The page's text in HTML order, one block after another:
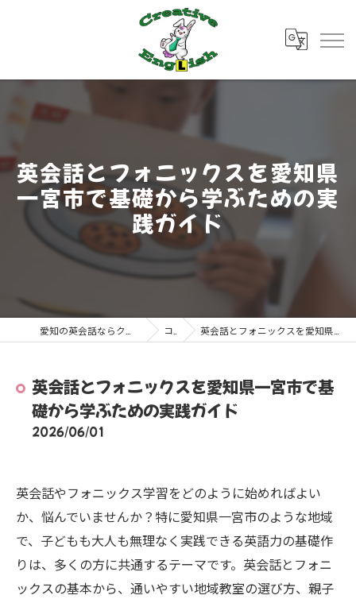
英会話とフォニックスを愛知県
一宮市で基礎から学ぶための実
践ガイド
コラム 英会話とフォニックスを愛知県一宮市で基礎から学ぶための実践ガイド
英会話とフォニックスを愛知県一宮市で基
礎から学ぶための実践ガイド
2026/06/01
英会話やフォニックス学習をどのように始めればよい
か、悩んでいませんか？特に愛知県一宮市のような地域
で、子どもも大人も無理なく実践できる英語力の基礎作
りは、多くの方に共通するテーマです。英会話とフォニ
ックスの基本から、通いやすい地域教室の選び方、親子